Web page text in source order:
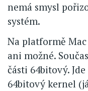
nemá smysl
systém.
Na platformě
ani možné.
části 64bitový.
64bitový kernel